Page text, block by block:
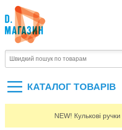
КАТАЛОГ ТОВАРIВ
NEW! Кулькові ручки